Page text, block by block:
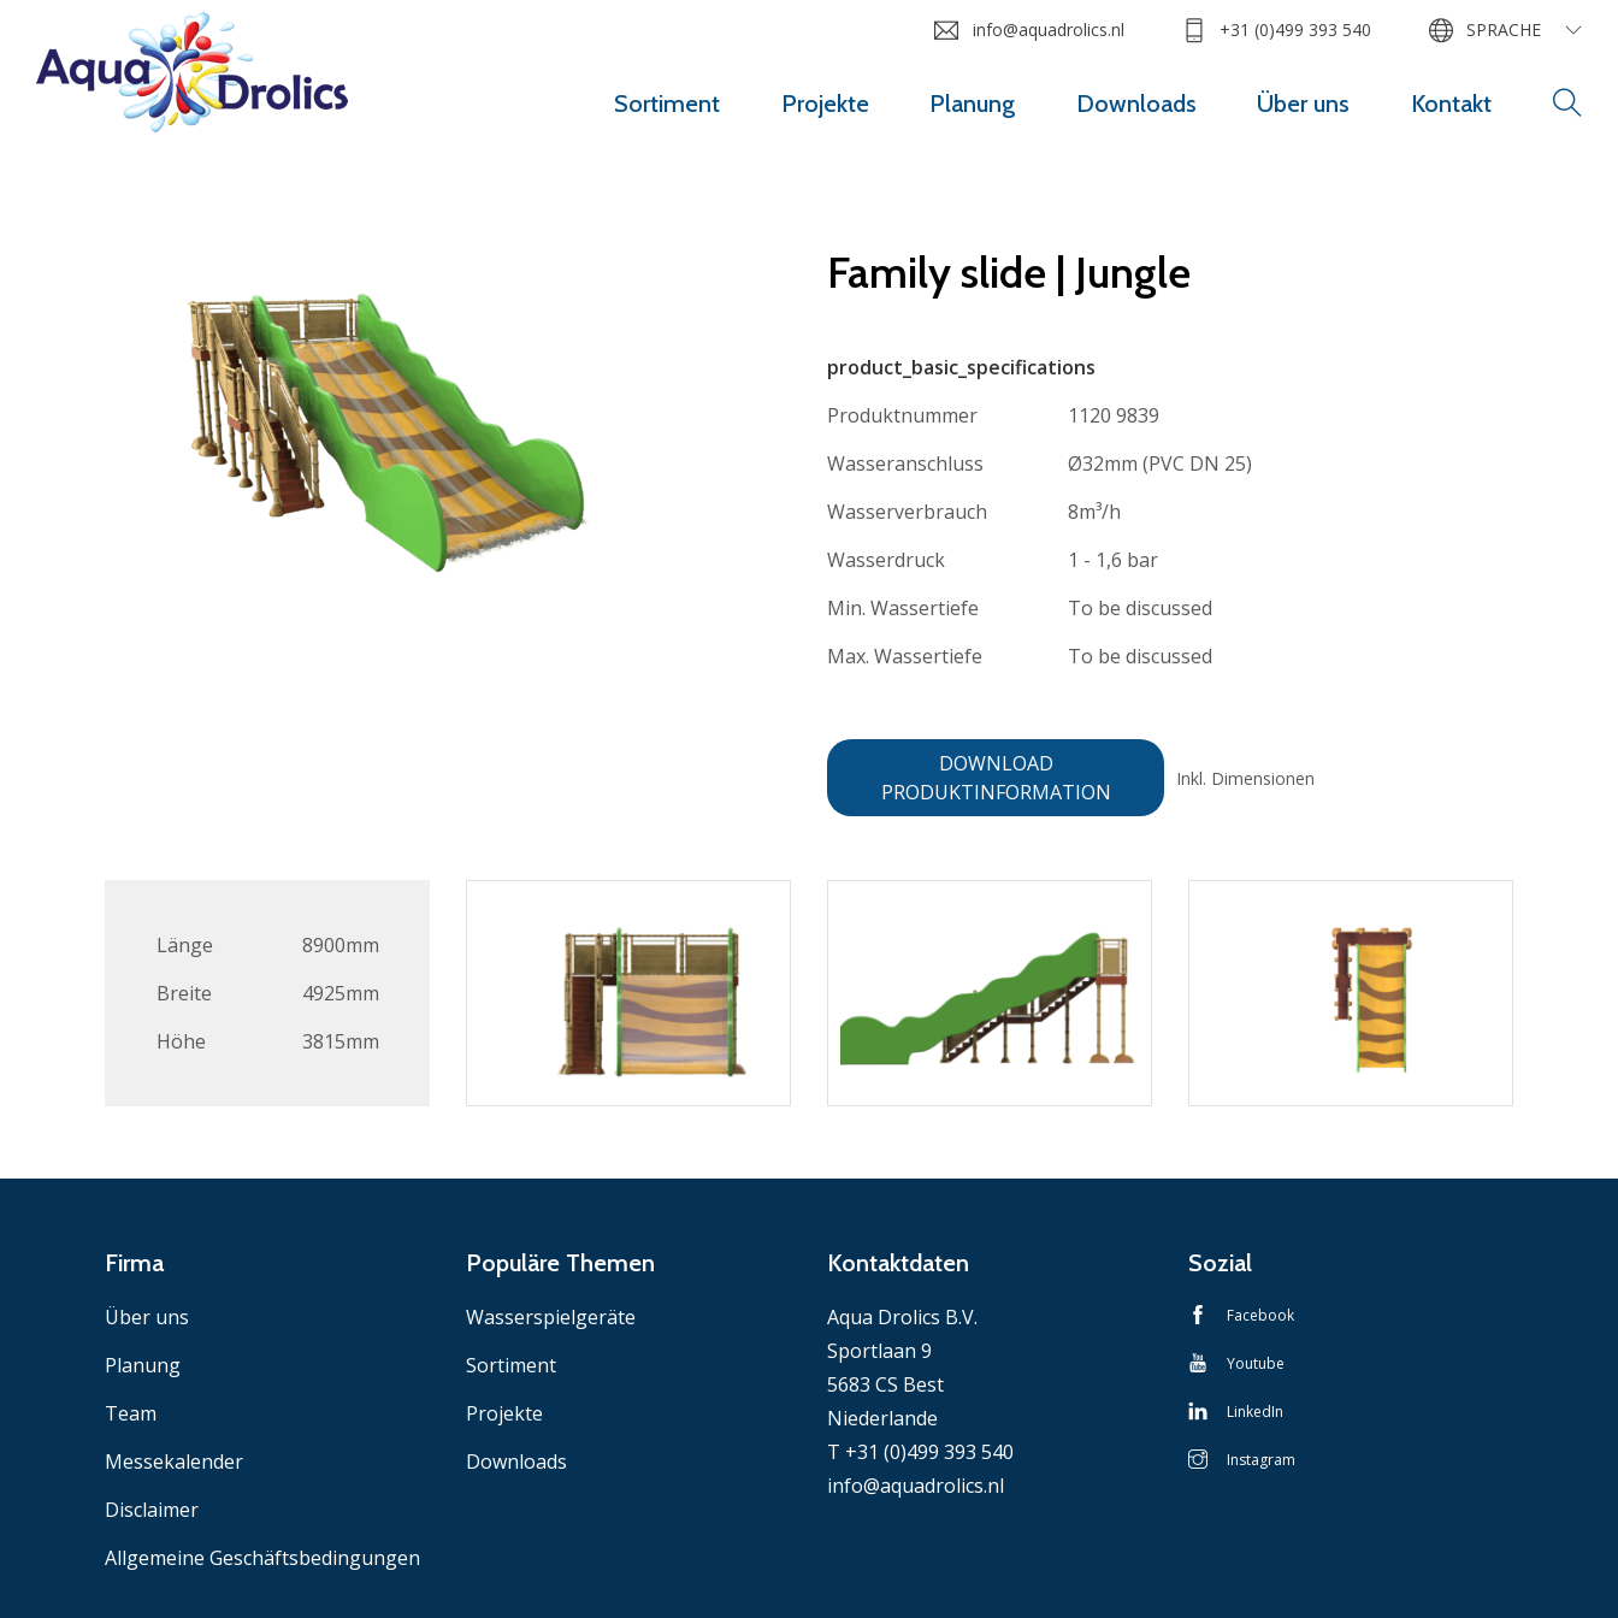
Sortiment Projekte Planung Downloads Über uns Kontakt
info@aquadrolics.nl +31 (0)499 393 540 SPRACHE
Länge
8900mm
Breite
4925mm
Höhe
3815mm
Family slide | Jungle
product_basic_specifications
Produktnummer
1120 9839
Wasseranschluss
Ø32mm (PVC DN 25)
Wasserverbrauch
8m³/h
Wasserdruck
1 - 1,6 bar
Min. Wassertiefe
To be discussed
Max. Wassertiefe
To be discussed
DOWNLOAD
PRODUKTINFORMATION
Inkl. Dimensionen
Firma
Über uns
Planung
Team
Messekalender
Disclaimer
Allgemeine Geschäftsbedingungen
Populäre Themen
Wasserspielgeräte
Sortiment
Projekte
Downloads
Kontaktdaten
Aqua Drolics B.V.
Sportlaan 9
5683 CS Best
Niederlande
T +31 (0)499 393 540
info@aquadrolics.nl
Sozial
Facebook
Youtube
LinkedIn
Instagram